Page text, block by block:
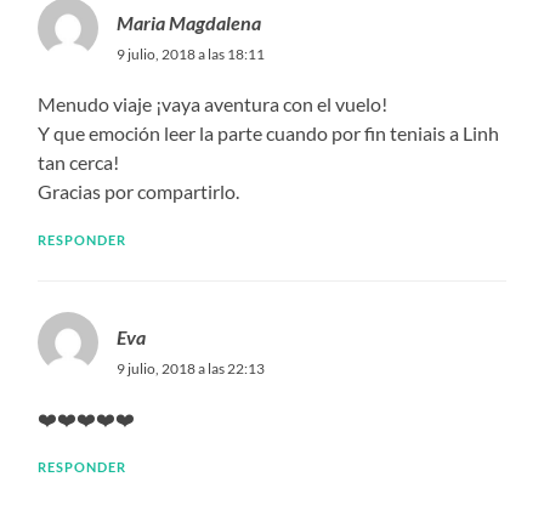
Maria Magdalena
9 julio, 2018 a las 18:11
Menudo viaje ¡vaya aventura con el vuelo!
Y que emoción leer la parte cuando por fin teniais a Linh
tan cerca!
Gracias por compartirlo.
RESPONDER
Eva
9 julio, 2018 a las 22:13
❤️❤️❤️❤️❤️
RESPONDER